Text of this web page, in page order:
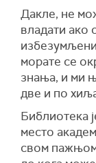
Дакле, не
владати ако
морате се
знања, и ми
две и по
Библиотека
место
свом